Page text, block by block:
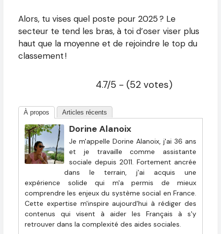
Alors, tu vises quel poste pour 2025 ? Le
secteur te tend les bras, à toi d’oser viser plus
haut que la moyenne et de rejoindre le top du
classement !
4.7/5 - (52 votes)
À propos Articles récents
Dorine Alanoix
Je m'appelle Dorine Alanoix, j'ai 36 ans
et je travaille comme assistante
sociale depuis 2011. Fortement ancrée
dans le terrain, j'ai acquis une
expérience solide qui m'a permis de mieux
comprendre les enjeux du système social en France.
Cette expertise m'inspire aujourd'hui à rédiger des
contenus qui visent à aider les Français à s'y
retrouver dans la complexité des aides sociales.